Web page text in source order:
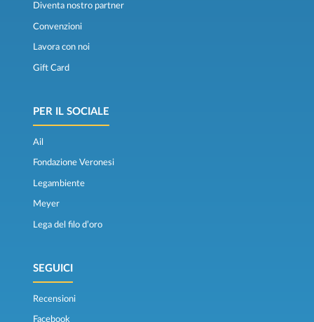
Diventa nostro partner
Convenzioni
Lavora con noi
Gift Card
PER IL SOCIALE
Ail
Fondazione Veronesi
Legambiente
Meyer
Lega del filo d’oro
SEGUICI
Recensioni
Facebook